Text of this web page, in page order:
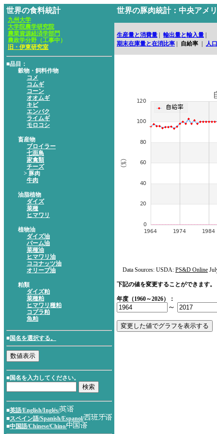
世界の食料統計
九州大学
大学院農学研究院
農業資源経済学部門
農政学分野（工事中）
旧・伊東研究室
■品目：
穀物・飼料作物
コメ
コムギ
コーン
オオムギ
キビ
エンバク
ライムギ
モロコシ
畜産物
ブロイラー
七面鳥
家禽類
チーズ
> 豚肉
牛肉
油脂植物
ダイズ
菜種
ヒマワリ
植物油
ダイズ油
パーム油
菜種油
ヒマワリ油
ココナッツ油
オリーブ油
粕類
ダイズ粕
菜種粕
ヒマワリ種粕
コプラ粕
魚粕
■国名を選択する。
■国名を入力してください。
■英語/English/Inglés/
■スペイン語/Spanish/Espanol/
■中国語/Chinese/Chino/
世界の豚肉統計：中央アメ
生産量と消費量 輸出量と輸入量
期末在庫量と在消比率
自給率 人口
Data Sources: USDA: PS&D Online
下記の値を変更することができます。
年度（1960～2026）：
～